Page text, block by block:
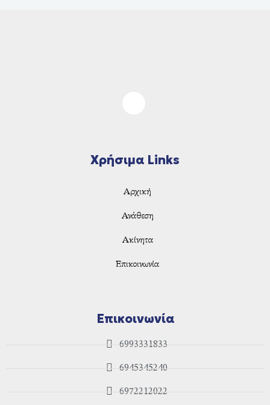
Χρήσιμα Links
Αρχική
Ανάθεση
Ακίνητα
Επικοινωνία
Επικοινωνία
6993331833
6945345240
6972212022